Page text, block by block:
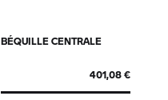
BÉQUILLE CENTRALE
401,08 €